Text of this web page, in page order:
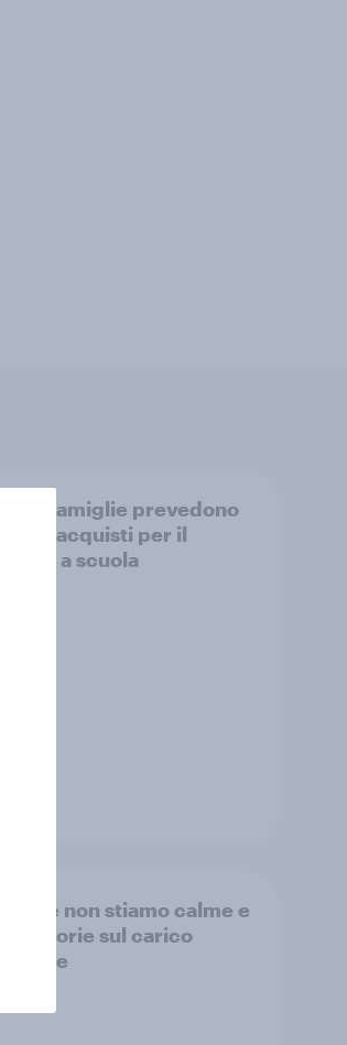
Meno famiglie prevedono
di fare acquisti per il
rientro a scuola
Perché non stiamo calme e
altre storie sul carico
mentale